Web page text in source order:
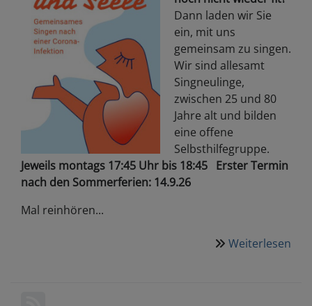
Dann laden wir Sie
ein, mit uns
gemeinsam zu singen.
Wir sind allesamt
Singneulinge,
zwischen 25 und 80
Jahre alt und bilden
eine offene
Selbsthilfegruppe.
Jeweils montags 17:45 Uhr bis 18:45 Erster Termin
nach den Sommerferien: 14.9.26
Mal reinhören...
Weiterlesen